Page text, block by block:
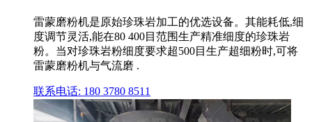
雷蒙磨粉机是原始珍珠岩加工的优选设备。其能耗低,细
度调节灵活,能在80 400目范围生产精准细度的珍珠岩
粉。当对珍珠岩粉细度要求超500目生产超细粉时,可将
雷蒙磨粉机与气流磨 .
联系电话: 180 3780 8511